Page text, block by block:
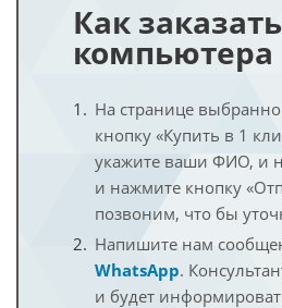
Как
компьютера
На странице
кнопку «Купить в 1
укажите ваши ФИО, и
и нажмите кнопку
позвоним, что бы
Напишите нам
WhatsApp.
и будет